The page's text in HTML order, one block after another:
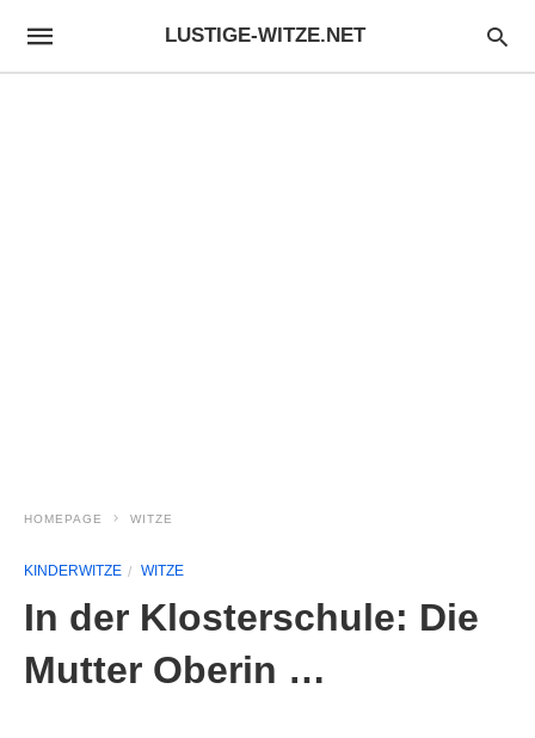
LUSTIGE-WITZE.NET
HOMEPAGE WITZE
KINDERWITZE WITZE
In der Klosterschule: Die
Mutter Oberin …